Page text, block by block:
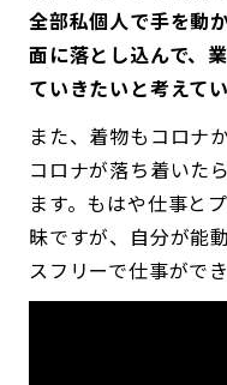
全部私個人で手を動
面に落とし込んで、
ていきたいと考えてい
また、着物もコロナ
コロナが落ち着いた
ます。もはや仕事と
昧ですが、自分が能
スフリーで仕事がで